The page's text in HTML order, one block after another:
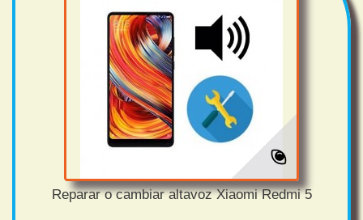
Reparar o cambiar altavoz Xiaomi Redmi 5